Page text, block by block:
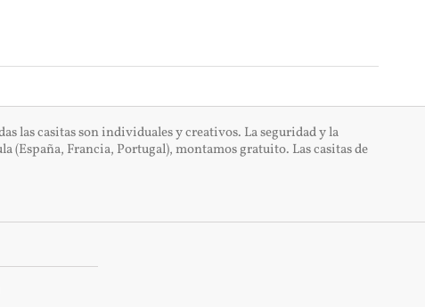
las casitas son individuales y creativos. La seguridad y la
(España, Francia, Portugal), montamos gratuito. Las casitas de